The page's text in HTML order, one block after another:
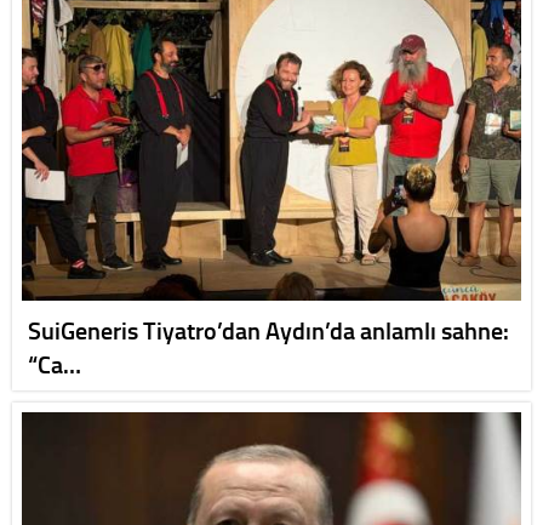
SuiGeneris Tiyatro’dan Aydın’da anlamlı sahne:
“Ca…